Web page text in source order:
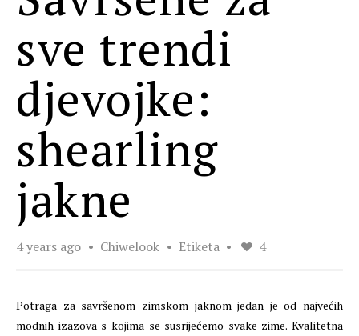
sve trendi
djevojke:
shearling
jakne
4 years ago Chiwelook Etiketa 4
Potraga za savršenom zimskom jaknom jedan je od najvećih
modnih izazova s kojima se susrijećemo svake zime. Kvalitetna